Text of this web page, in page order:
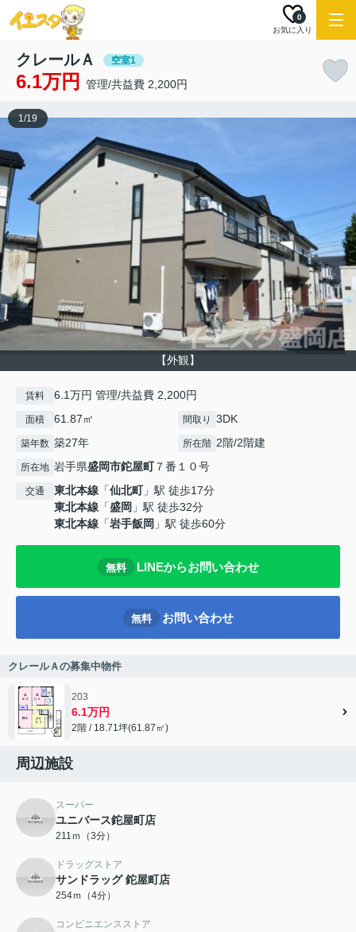
お気に入り
0
クレールＡ 空室1
6.1万円 管理/共益費 2,200円
【外観】
1/19
賃料 6.1万円 管理/共益費 2,200円
面積 61.87㎡ 間取り 3DK
築年数 築27年 所在階 2階/2階建
所在地 岩手県盛岡市鉈屋町７番１０号
交通 東北本線 「仙北町」駅 徒歩17分
東北本線 「盛岡 」駅 徒歩32分
東北本線 「岩手飯岡 」駅 徒歩60分
無料 LINEからお問い合わせ
無料 お問い合わせ
クレールＡの募集中物件
203
6.1万円
2階 / 18.71坪(61.87㎡)
周辺施設
スーパー
ユニバース鉈屋町店
211ｍ（3分）
ドラッグストア
サンドラッグ 鉈屋町店
254ｍ（4分）
コンビニエンスストア